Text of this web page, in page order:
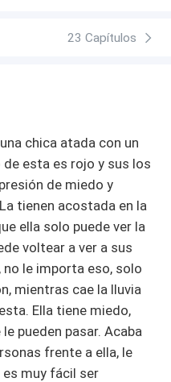
23 Capítulos
chica atada con un
de esta es rojo y sus los
de miedo y
tienen acostada en la
ella solo puede ver la
voltear a ver a sus
le importa eso, solo
mientras cae la lluvia
Ella tiene miedo,
pueden pasar. Acaba
frente a ella, le
es muy fácil ser